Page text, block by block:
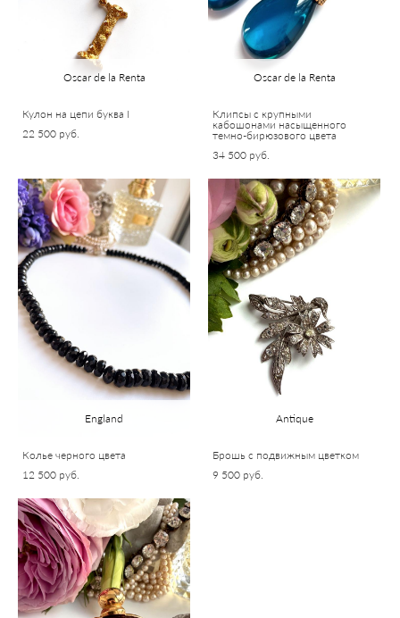
Oscar de la Renta
Кулон на цепи буква I
22 500 pуб.
Oscar de la Renta
Клипсы с крупными
кабошонами насыщенного
темно-бирюзового цвета
34 500 pуб.
England
Колье черного цвета
12 500 pуб.
Antique
Брошь с подвижным цветком
9 500 pуб.